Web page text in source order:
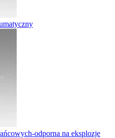
odporna na eksplozje